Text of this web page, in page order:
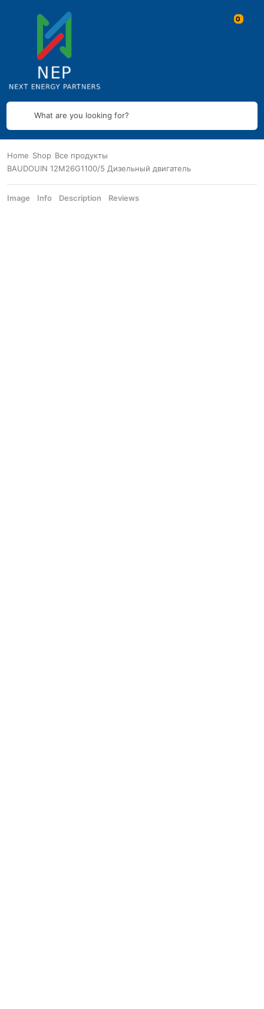
What are you looking for?
Home Shop Все продукты
BAUDOUIN 12M26G1100/5 Дизельный двигатель
Image Info Description Reviews